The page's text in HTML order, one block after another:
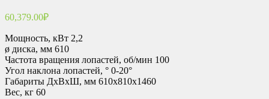
60,379.00₽
Мощность, кВт 2,2
ø диска, мм 610
Частота вращения лопастей, об/мин 100
Угол наклона лопастей, ° 0-20°
Габариты ДхВхШ, мм 610х810х1460
Вес, кг 60